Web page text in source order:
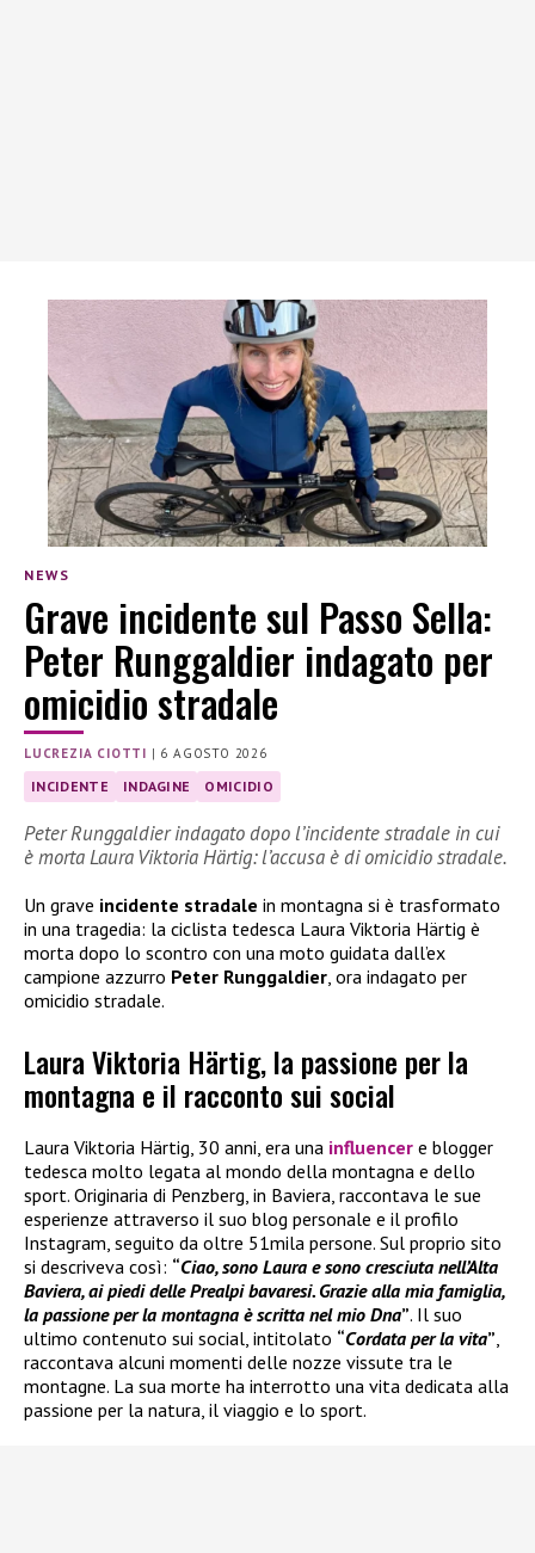
NEWS
Grave incidente sul Passo Sella:
Peter Runggaldier indagato per
omicidio stradale
LUCREZIA CIOTTI | 6 AGOSTO 2026
INCIDENTE INDAGINE OMICIDIO
Peter Runggaldier indagato dopo l’incidente stradale in cui
è morta Laura Viktoria Härtig: l’accusa è di omicidio stradale.
Un grave incidente stradale in montagna si è trasformato
in una tragedia: la ciclista tedesca Laura Viktoria Härtig è
morta dopo lo scontro con una moto guidata dall’ex
campione azzurro Peter Runggaldier, ora indagato per
omicidio stradale.
Laura Viktoria Härtig, la passione per la
montagna e il racconto sui social
Laura Viktoria Härtig, 30 anni, era una influencer e blogger
tedesca molto legata al mondo della montagna e dello
sport. Originaria di Penzberg, in Baviera, raccontava le sue
esperienze attraverso il suo blog personale e il profilo
Instagram, seguito da oltre 51mila persone. Sul proprio sito
si descriveva così: “Ciao, sono Laura e sono cresciuta nell’Alta
Baviera, ai piedi delle Prealpi bavaresi. Grazie alla mia famiglia,
la passione per la montagna è scritta nel mio Dna”. Il suo
ultimo contenuto sui social, intitolato “Cordata per la vita”
raccontava alcuni momenti delle nozze vissute tra le
montagne. La sua morte ha interrotto una vita dedicata alla
passione per la natura, il viaggio e lo sport.